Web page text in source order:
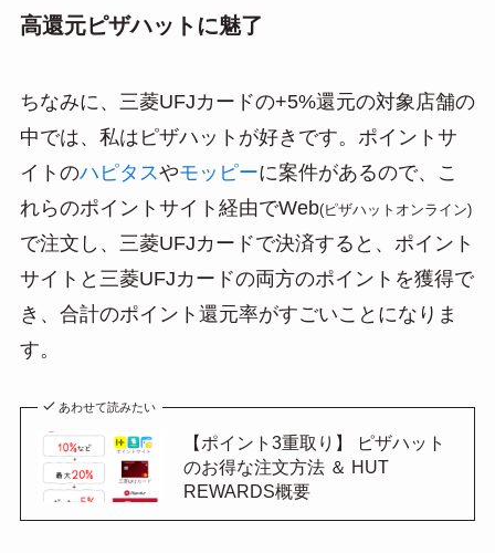
高還元ピザハットに魅了
ちなみに、三菱UFJカードの+5%還元の対象店舗の
中では、私はピザハットが好きです。ポイントサ
イトのハピタスやモッピーに案件があるので、こ
れらのポイントサイト経由でWeb(ピザハットオンライン)
で注文し、三菱UFJカードで決済すると、ポイント
サイトと三菱UFJカードの両方のポイントを獲得で
き、合計のポイント還元率がすごいことになりま
す。
あわせて読みたい
【ポイント3重取り】 ピザハット
のお得な注文方法 ＆ HUT
REWARDS概要